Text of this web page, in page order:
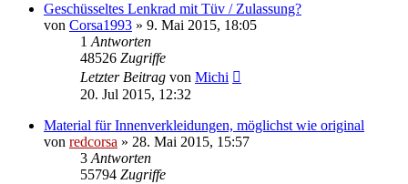
Geschüsseltes Lenkrad mit Tüv / Zulassung?
von Corsa1993 » 9. Mai 2015, 18:05
1 Antworten
48526 Zugriffe
Letzter Beitrag von Michi
20. Jul 2015, 12:32
Material für Innenverkleidungen, möglichst wie original
von redcorsa » 28. Mai 2015, 15:57
3 Antworten
55794 Zugriffe